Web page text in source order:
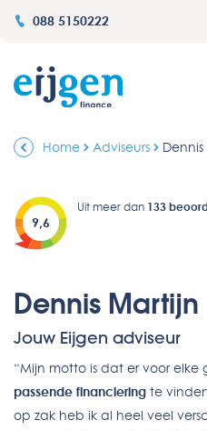
088 5150222
Home Adviseurs
9,6
Uit meer dan 133
Dennis Martijn
Jouw Eijgen adviseur
“Mijn motto is dat er voor elke
passende financiering te
op zak heb ik al heel veel